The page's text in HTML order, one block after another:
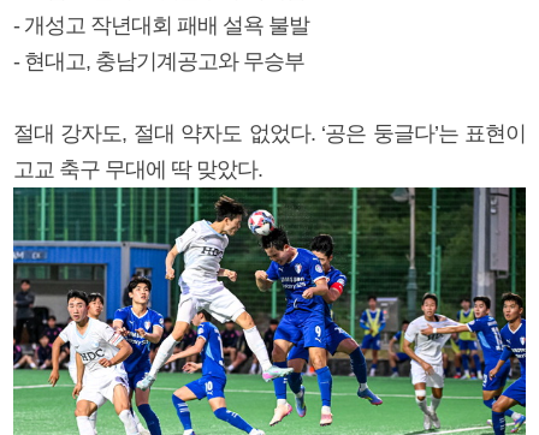
- 개성고 작년대회 패배 설욕 불발
- 현대고, 충남기계공고와 무승부
절대 강자도, 절대 약자도 없었다. ‘공은 둥글다’는 표현이
고교 축구 무대에 딱 맞았다.